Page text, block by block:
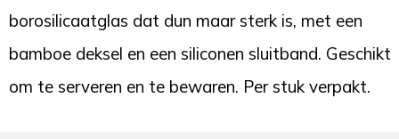
borosilicaatglas dat dun maar sterk is, met een
bamboe deksel en een siliconen sluitband. Geschikt
om te serveren en te bewaren. Per stuk verpakt.